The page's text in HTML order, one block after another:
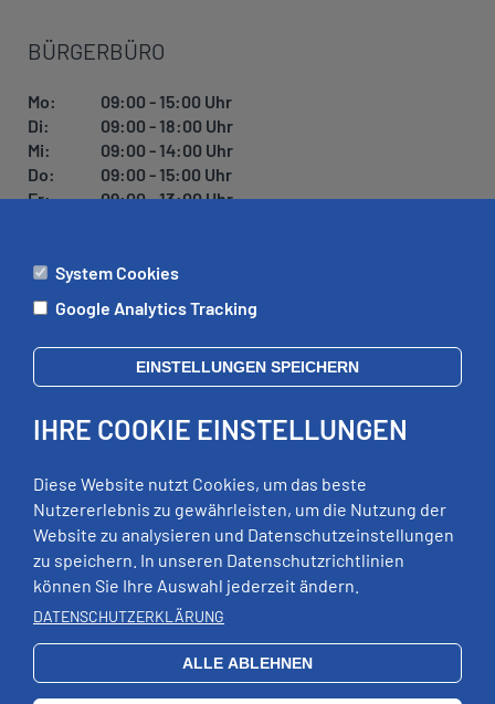
BÜRGERBÜRO
Mo:
09:00 - 15:00 Uhr
Di:
09:00 - 18:00 Uhr
Mi:
09:00 - 14:00 Uhr
Do:
09:00 - 15:00 Uhr
Fr:
09:00 - 13:00 Uhr
ÄMTER
Di:
09:00 - 12:00 Uhr, 13:00 - 18:00 Uhr
Mi:
geschlossen
Fr:
09:00 - 12:00 Uhr
RECHTLICHES
Impressum
Datenschutz
Erklärung zur Barrierefreiheit
System Cookies
Google Analytics Tracking
EINSTELLUNGEN SPEICHERN
IHRE COOKIE EINSTELLUNGEN
Diese Website nutzt Cookies, um das beste
Nutzererlebnis zu gewährleisten, um die Nutzung der
Website zu analysieren und Datenschutzeinstellungen
zu speichern. In unseren Datenschutzrichtlinien
können Sie Ihre Auswahl jederzeit ändern.
DATENSCHUTZERKLÄRUNG
ALLE ABLEHNEN